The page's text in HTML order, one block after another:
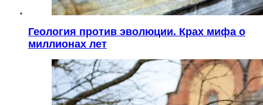
Геология против эволюции. Крах мифа о
миллионах лет